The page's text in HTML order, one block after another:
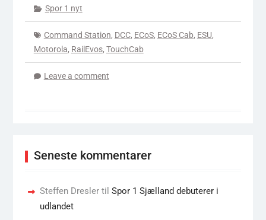
Spor 1 nyt
Command Station, DCC, ECoS, ECoS Cab, ESU,
Motorola, RailEvos, TouchCab
Leave a comment
Seneste kommentarer
Steffen Dreslertil Spor 1 Sjælland debuterer i
udlandet